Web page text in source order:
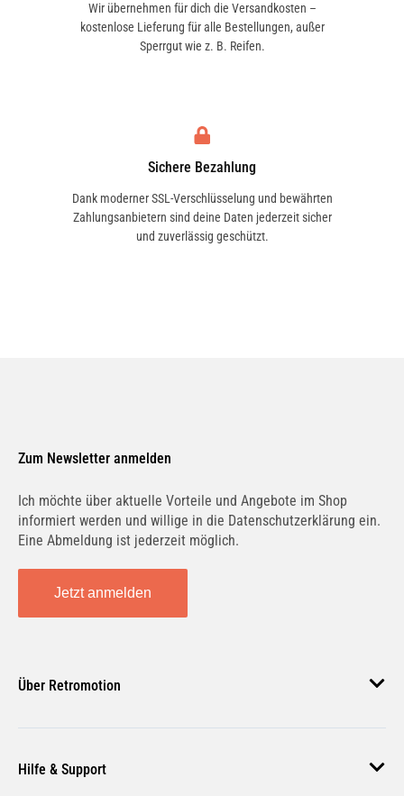
Wir übernehmen für dich die Versandkosten –
kostenlose Lieferung für alle Bestellungen, außer
Sperrgut wie z. B. Reifen.
Sichere Bezahlung
Dank moderner SSL-Verschlüsselung und bewährten
Zahlungsanbietern sind deine Daten jederzeit sicher
und zuverlässig geschützt.
Zum Newsletter anmelden
Ich möchte über aktuelle Vorteile und Angebote im Shop
informiert werden und willige in die Datenschutzerklärung ein.
Eine Abmeldung ist jederzeit möglich.
Jetzt anmelden
Über Retromotion
Unsere Jobs
Hilfe & Support